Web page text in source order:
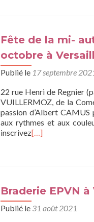
Fête de la mi-
octobre à
Publié le 17 septembre
22 rue Henri de Regnier
VUILLERMOZ, de la
passion d’Albert
aux rythmes et aux
inscrivez[…]
Braderie EPVN
Publié le 31 août 2021